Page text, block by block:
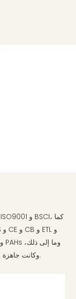
وكانت جاهزة للفوز بمكانة لنفسها في السوق العالمية.